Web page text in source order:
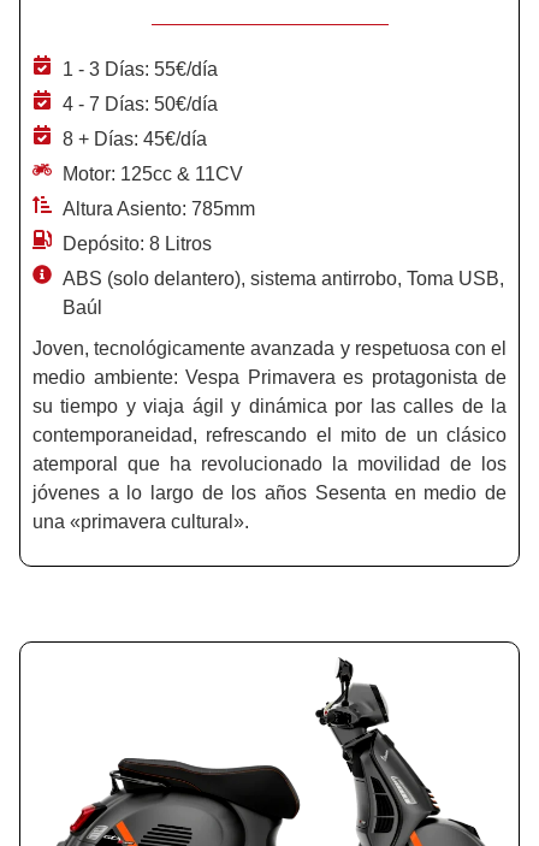
1 - 3 Días: 55€/día
4 - 7 Días: 50€/día
8 + Días: 45€/día
Motor: 125cc & 11CV
Altura Asiento: 785mm
Depósito: 8 Litros
ABS (solo delantero), sistema antirrobo, Toma USB,
Baúl
Joven, tecnológicamente avanzada y respetuosa con el
medio ambiente: Vespa Primavera es protagonista de
su tiempo y viaja ágil y dinámica por las calles de la
contemporaneidad, refrescando el mito de un clásico
atemporal que ha revolucionado la movilidad de los
jóvenes a lo largo de los años Sesenta en medio de
una «primavera cultural».